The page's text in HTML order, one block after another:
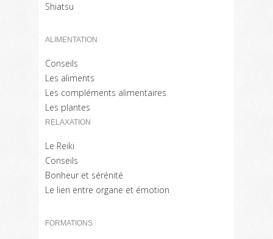
Shiatsu
ALIMENTATION
Conseils
Les aliments
Les compléments alimentaires
Les plantes
RELAXATION
Le Reiki
Conseils
Bonheur et sérénité
Le lien entre organe et émotion
FORMATIONS